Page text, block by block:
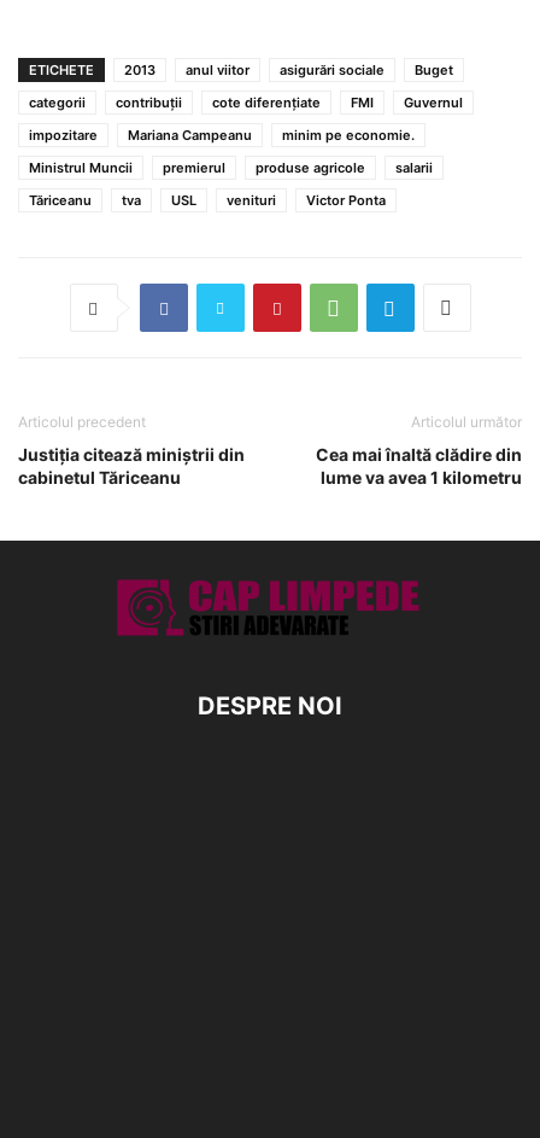
ETICHETE 2013 anul viitor asigurări sociale
Buget
categorii
contribuţii cote diferenţiate FMI
Guvernul
impozitare
Mariana Campeanu
minim pe economie.
Ministrul Muncii
premierul produse agricole
salarii
Tăriceanu
tva USL venituri Victor Ponta
Articolul precedent
Justiţia citează miniştrii din
cabinetul Tăriceanu
Articolul următor
Cea mai înaltă clădire din
lume va avea 1 kilometru
DESPRE NOI